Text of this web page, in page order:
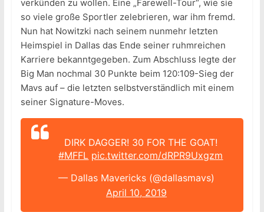
verkünden zu wollen. Eine „Farewell-Tour“, wie sie
so viele große Sportler zelebrieren, war ihm fremd.
Nun hat Nowitzki nach seinem nunmehr letzten
Heimspiel in Dallas das Ende seiner ruhmreichen
Karriere bekanntgegeben. Zum Abschluss legte der
Big Man nochmal 30 Punkte beim 120:109-Sieg der
Mavs auf – die letzten selbstverständlich mit einem
seiner Signature-Moves.
DIRK DAGGER! 30 FOR THE GOAT!
#MFFL pic.twitter.com/dRPR9Uxgzm
— Dallas Mavericks (@dallasmavs)
April 10, 2019